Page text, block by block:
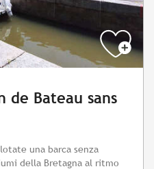
de Bateau sans
una barca senza
della Bretagna al ritmo